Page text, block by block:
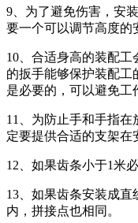
9、为了避免伤害，安
要一个可以调节高度的
10、合适身高的装配
的扳手能够保护装配工
是必要的，可以避免工
11、为防止手和手指
定要提供合适的支架在
12、如果齿条小于1米
13、如果齿条安装成
内，拼接点也相同。